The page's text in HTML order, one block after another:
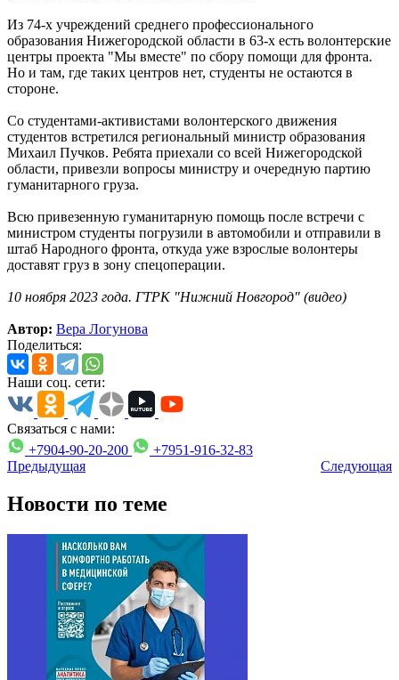
Из 74-х учреждений среднего профессионального
образования Нижегородской области в 63-х есть волонтерские
центры проекта "Мы вместе" по сбору помощи для фронта.
Но и там, где таких центров нет, студенты не остаются в
стороне.
Со студентами-активистами волонтерского движения
студентов встретился региональный министр образования
Михаил Пучков. Ребята приехали со всей Нижегородской
области, привезли вопросы министру и очередную партию
гуманитарного груза.
Всю привезенную гуманитарную помощь после встречи с
министром студенты погрузили в автомобили и отправили в
штаб Народного фронта, откуда уже взрослые волонтеры
доставят груз в зону спецоперации.
10 ноября 2023 года. ГТРК "Нижний Новгород" (видео)
Автор: Вера Логунова
Поделиться:
Наши соц. сети:
Связаться с нами:
+7904-90-20-200
+7951-916-32-83
Предыдущая
Следующая
Новости по теме